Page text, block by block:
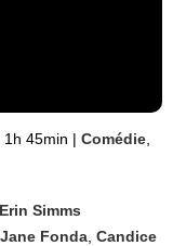
1h 45min | Comédie
Erin Simms
,Jane Fonda ,Candice